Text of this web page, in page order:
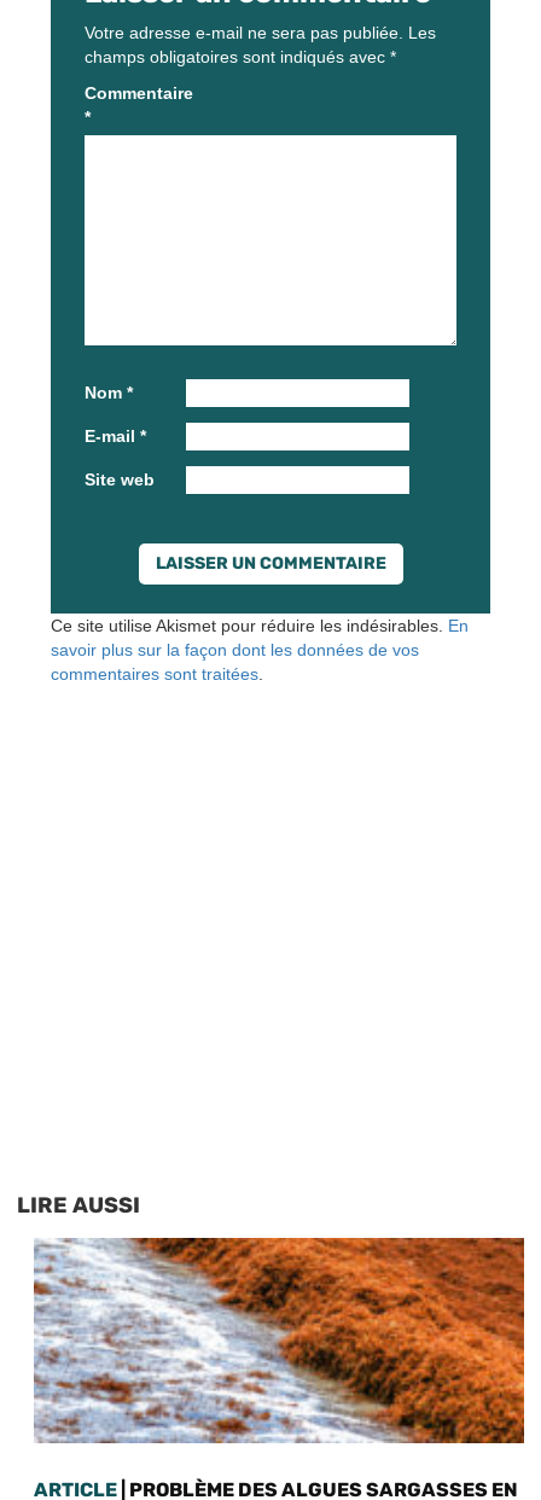
Votre adresse e-mail ne sera pas publiée. Les
champs obligatoires sont indiqués avec *
Commentaire
*
Nom *
E-mail *
Site web
Ce site utilise Akismet pour réduire les indésirables. En
savoir plus sur la façon dont les données de vos
commentaires sont traitées.
LIRE AUSSI
ARTICLE | PROBLÈME DES ALGUES SARGASSES EN